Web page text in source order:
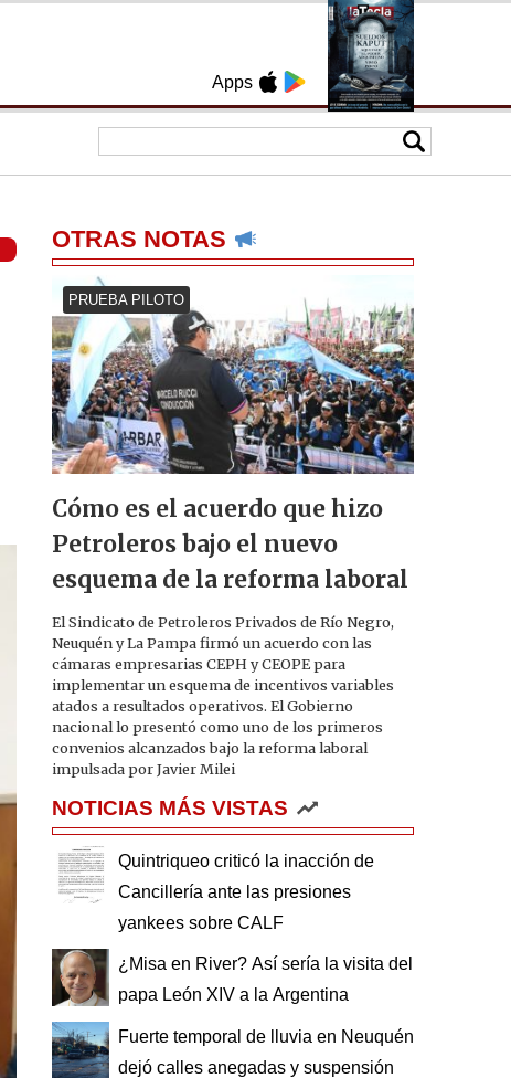
Apps
OTRAS NOTAS
PRUEBA PILOTO
Cómo es el acuerdo que hizo
Petroleros bajo el nuevo
esquema de la reforma laboral
El Sindicato de Petroleros Privados de Río Negro,
Neuquén y La Pampa firmó un acuerdo con las
cámaras empresarias CEPH y CEOPE para
implementar un esquema de incentivos variables
atados a resultados operativos. El Gobierno
nacional lo presentó como uno de los primeros
convenios alcanzados bajo la reforma laboral
impulsada por Javier Milei
NOTICIAS MÁS VISTAS
Quintriqueo criticó la inacción de
Cancillería ante las presiones
yankees sobre CALF
¿Misa en River? Así sería la visita del
papa León XIV a la Argentina
Fuerte temporal de lluvia en Neuquén
dejó calles anegadas y suspensión